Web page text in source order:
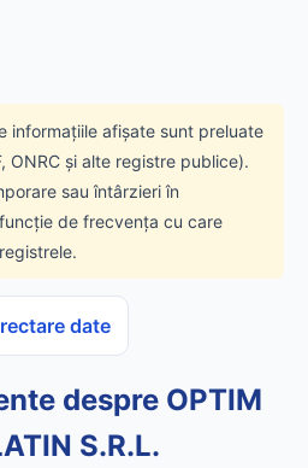
informațiile afișate sunt preluate
ONRC și alte registre publice).
sau întârzieri în
de frecvența cu care
date
despre OPTIM
S.R.L.